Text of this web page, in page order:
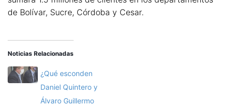
de Bolívar, Sucre, Córdoba y Cesar.
Noticias Relacionadas
¿Qué esconden
Daniel Quintero y
Álvaro Guillermo